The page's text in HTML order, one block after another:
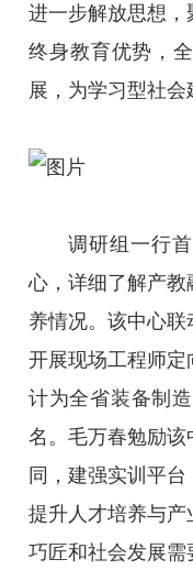
进一步解放思想
终身教育优势，
展，为学习型社会
调研组一行
心，详细了解产
养情况。该中心联
开展现场工程师
计为全省装备制
名。毛万春勉励
同，建强实训平
提升人才培养与产
巧匠和社会发展需